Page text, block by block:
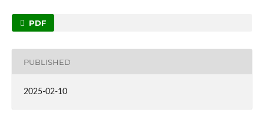
PDF
PUBLISHED
2025-02-10